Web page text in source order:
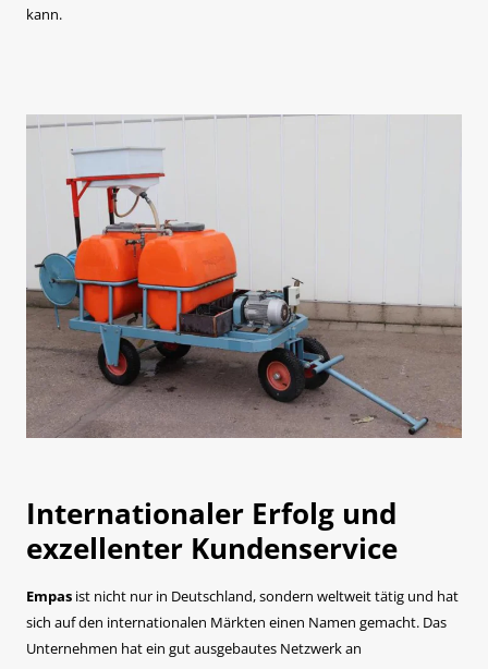
kann.
Internationaler Erfolg und
exzellenter Kundenservice
Empas ist nicht nur in Deutschland, sondern weltweit tätig und hat
sich auf den internationalen Märkten einen Namen gemacht. Das
Unternehmen hat ein gut ausgebautes Netzwerk an